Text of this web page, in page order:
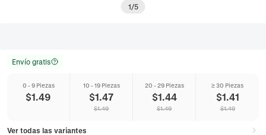
1/5
Envío gratis
0 - 9 Piezas
$1.49
10 - 19 Piezas
$1.47
$1.49
20 - 29 Piezas
$1.44
$1.49
≥ 30 Piezas
$1.41
$1.49
Ver todas las variantes